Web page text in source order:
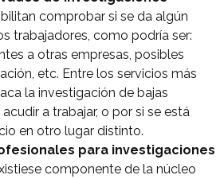
comprobar si se da algún
trabajadores, como podría ser:
a otras empresas, posibles
etc. Entre los servicios más
la investigación de bajas
a trabajar, o por si se está
en otro lugar distinto.
para investigaciones
componente de la núcleo